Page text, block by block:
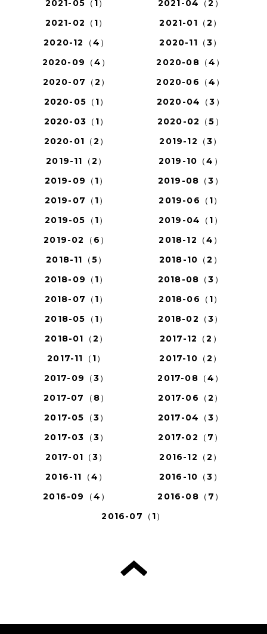
2021-05（1）
2021-04（2）
2021-02（1）
2021-01（2）
2020-12（4）
2020-11（3）
2020-09（4）
2020-08（4）
2020-07（2）
2020-06（4）
2020-05（1）
2020-04（3）
2020-03（1）
2020-02（5）
2020-01（2）
2019-12（3）
2019-11（2）
2019-10（4）
2019-09（1）
2019-08（3）
2019-07（1）
2019-06（1）
2019-05（1）
2019-04（1）
2019-02（6）
2018-12（4）
2018-11（5）
2018-10（2）
2018-09（1）
2018-08（3）
2018-07（1）
2018-06（1）
2018-05（1）
2018-02（3）
2018-01（2）
2017-12（2）
2017-11（1）
2017-10（2）
2017-09（3）
2017-08（4）
2017-07（8）
2017-06（2）
2017-05（3）
2017-04（3）
2017-03（3）
2017-02（7）
2017-01（3）
2016-12（2）
2016-11（4）
2016-10（3）
2016-09（4）
2016-08（7）
2016-07（1）